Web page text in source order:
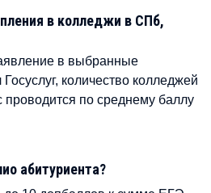
в колледжи в СПб,
в выбранные
количество колледжей
проводится по среднему баллу
абитуриента?